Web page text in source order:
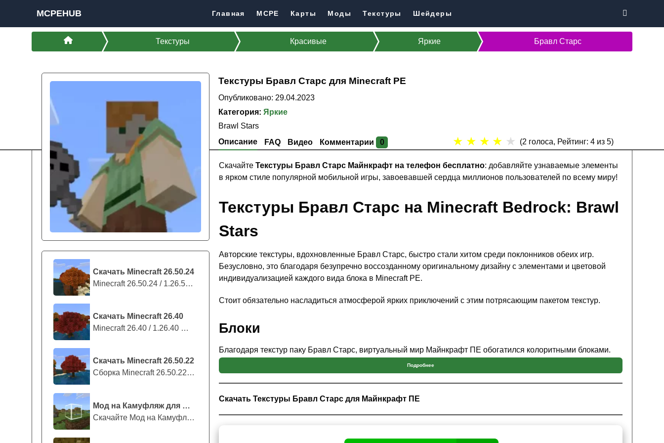
MCPEHUB Главная MCPE Карты Моды Текстуры Шейдеры
Текстуры Красивые Яркие Бравл Старс
Текстуры Бравл Старс для Minecraft PE
Опубликовано: 29.04.2023
Категория:Яркие
Brawl Stars
Описание
FAQ Видео Комментарии 0 ★ ★ ★ ★ ★ (2 голоса, Рейтинг: 4из 5)
Скачать Minecraft 26.50.24
Minecraft 26.50.24 / 1.26.50.24 предс...
Скачать Minecraft 26.40
Minecraft 26.40 / 1.26.40 — стабильны...
Скачать Minecraft 26.50.22
Сборка Minecraft 26.50.22 / 1.26.50.2...
Мод на Камуфляж для Майнкрафт ПЕ
Скачайте Мод на Камуфляж на Майнкрафт...
СкачайтеТекстуры Бравл Старс Майнкрафт на телефон бесплатно: добавляйте узнаваемые элементы
в ярком стиле популярной мобильной игры, завоевавшей сердца миллионов пользователей по всему миру!
Текстуры Бравл Старс на Minecraft Bedrock: Brawl
Stars
Авторские текстуры, вдохновленные Бравл Старс, быстро стали хитом среди поклонников обеих игр.
Безусловно, это благодаря безупречно воссозданному оригинальному дизайну с элементами и цветовой
индивидуализацией каждого вида блока в Minecraft PE.
Стоит обязательно насладиться атмосферой ярких приключений с этим потрясающим пакетом текстур.
Блоки
Благодаря текстур паку Бравл Старс, виртуальный мир Майнкрафт ПЕ обогатился колоритными блоками.
Теперь энтузиасты
смогут прочувствовать амплитуду взаимодействия
игры.
Тонкая детализация каждого элемента блока впечатляет и радует глаз. Серьезно подойдя к созданию
Подробнее
Скачать Текстуры Бравл Старс для Майнкрафт ПЕ